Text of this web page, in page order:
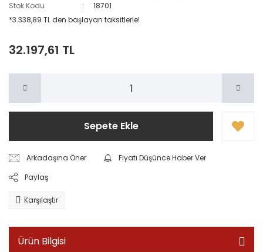
Stok Kodu
18701
*3.338,89 TL den başlayan taksitlerle!
32.197,61 TL
Sepete Ekle
Arkadaşına Öner
Fiyatı Düşünce Haber Ver
Paylaş
Karşılaştır
Ürün Bilgisi